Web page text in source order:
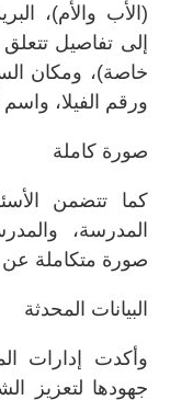
(الأب والأم)،
إلى تفاصيل
خاصة)، ومكان
ورقم الفيلا،
صورة كاملة
كما تتضمن
المدرسة،
صورة متكاملة عن
البيانات المحدثة
وأكدت إدارات
جهودها لتعزيز